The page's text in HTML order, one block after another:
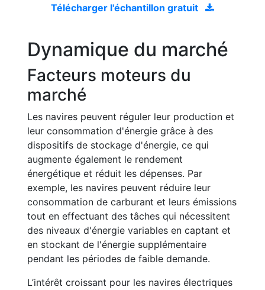
Télécharger l'échantillon gratuit
Dynamique du marché
Facteurs moteurs du
marché
Les navires peuvent réguler leur production et
leur consommation d'énergie grâce à des
dispositifs de stockage d'énergie, ce qui
augmente également le rendement
énergétique et réduit les dépenses. Par
exemple, les navires peuvent réduire leur
consommation de carburant et leurs émissions
tout en effectuant des tâches qui nécessitent
des niveaux d'énergie variables en captant et
en stockant de l'énergie supplémentaire
pendant les périodes de faible demande.
L’intérêt croissant pour les navires électriques